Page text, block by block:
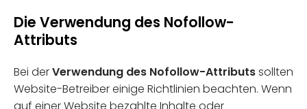
Die Verwendung des Nofollow-
Attributs
Bei derVerwendung des Nofollow-Attributssollten
Website-Betreiber einige Richtlinien beachten. Wenn
auf einer Website bezahlte Inhalte oder